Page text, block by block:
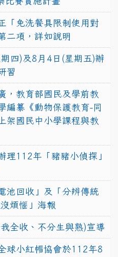
「免洗餐具限制使用對
二項，詳如說明
四)及8月4日(星期五)辦
習
，教育部國民及學前教
編纂《動物保護教育-同
架國民中小學課程與教
理112年「豬豬小偵探」
池回收」及「分辨傳統
煩惱」海報
全收、不分生與熟)宣導
球小紅帽協會於112年8